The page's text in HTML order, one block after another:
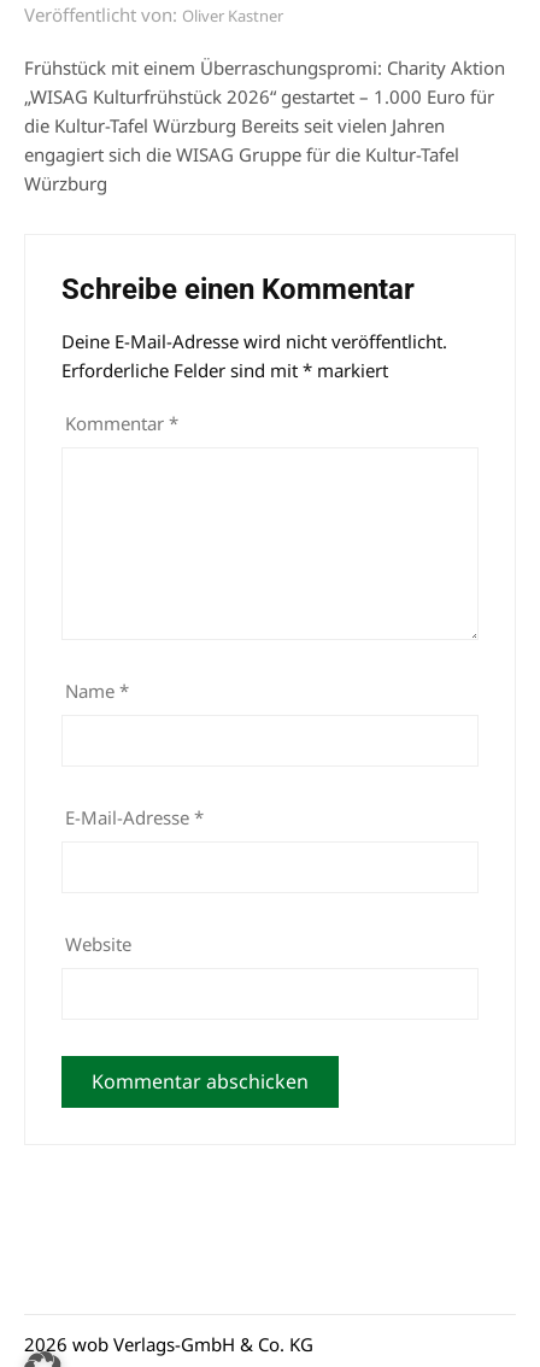
Veröffentlicht von: Oliver Kastner
Frühstück mit einem Überraschungspromi: Charity Aktion
„WISAG Kulturfrühstück 2026“ gestartet – 1.000 Euro für
die Kultur-Tafel Würzburg Bereits seit vielen Jahren
engagiert sich die WISAG Gruppe für die Kultur-Tafel
Würzburg
Schreibe einen Kommentar
Deine E-Mail-Adresse wird nicht veröffentlicht.
Erforderliche Felder sind mit * markiert
Kommentar *
Name *
E-Mail-Adresse *
Website
Alternative:
2026 wob Verlags-GmbH & Co. KG